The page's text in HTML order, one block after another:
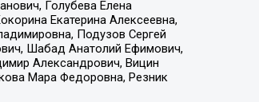
Голубева Елена
Екатерина Алексеевна,
Подузов Сергей
Шабад Анатолий Ефимович,
Александрович, Вицин
Мара Федоровна, Резник